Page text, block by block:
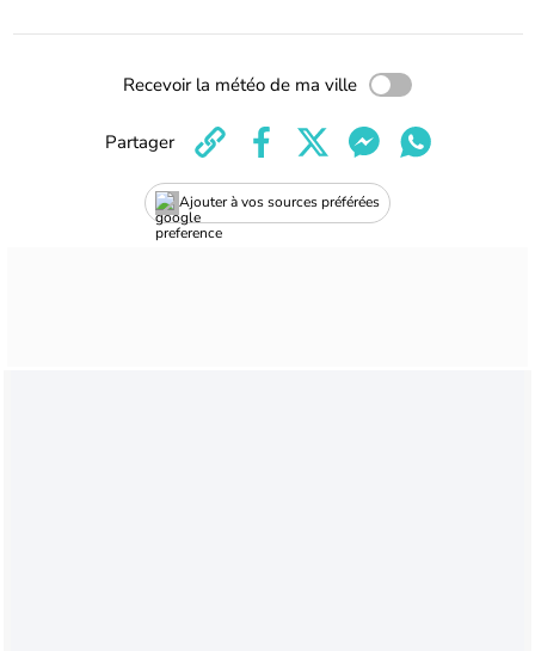
Recevoir la météo de ma ville
Ajouter à vos sources préférées
Partager